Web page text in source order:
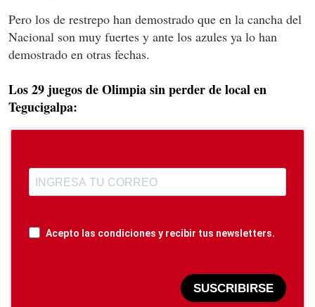
Pero los de restrepo han demostrado que en la cancha del
Nacional son muy fuertes y ante los azules ya lo han
demostrado en otras fechas.
Los 29 juegos de Olimpia sin perder de local en
Tegucigalpa:
Acepto las condiciones y recibir tus newsletters.
SUSCRIBIRSE